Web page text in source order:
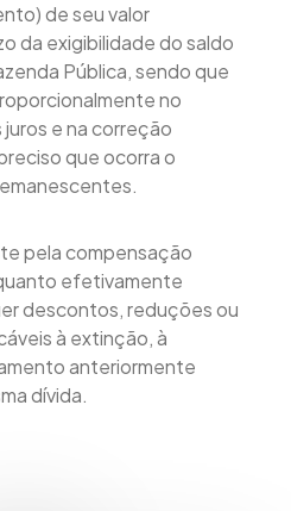
de seu valor
da exigibilidade do saldo
Pública, sendo que
no
juros e na correção
que ocorra o
pela compensação
efetivamente
descontos, reduções ou
à extinção, à
anteriormente
dívida.